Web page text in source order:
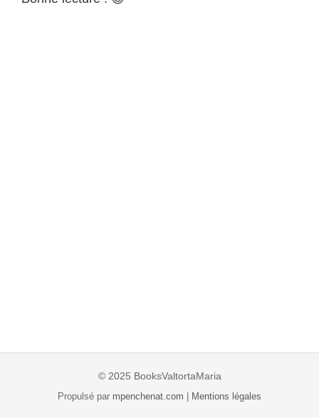
© 2025 BooksValtortaMaria
Propulsé par mpenchenat.com Mentions légales